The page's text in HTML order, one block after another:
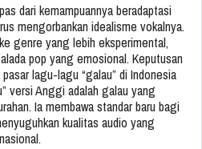
dari kemampuannya beradaptasi
mengorbankan idealisme vokalnya.
genre yang lebih eksperimental,
pop yang emosional. Keputusan
lagu-lagu “galau” di Indonesia
versi Anggi adalah galau yang
Ia membawa standar baru bagi
kualitas audio yang